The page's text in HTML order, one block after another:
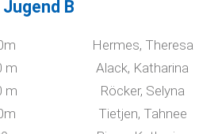
B
Hermes, Theresa
m
Alack, Katharina
m
Röcker, Selyna
Tietjen, Tahnee